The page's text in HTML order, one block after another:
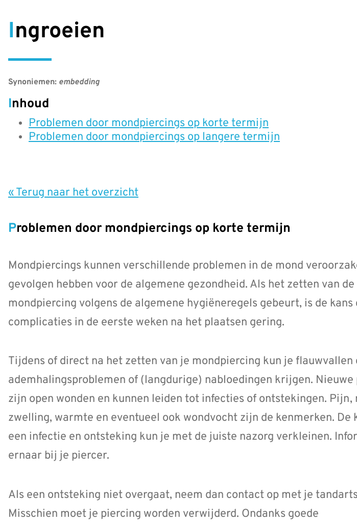
Ingroeien
Synoniemen: embedding
Inhoud
Problemen door mondpiercings op korte termijn
Problemen door mondpiercings op langere termijn
« Terug naar het overzicht
Problemen door mondpiercings op korte termijn
Mondpiercings kunnen verschillende problemen in de mond
gevolgen hebben voor de algemene gezondheid. Als het zetten van de
mondpiercing volgens de algemene hygiëneregels gebeurt, is de kans
complicaties in de eerste weken na het plaatsen gering.
Tijdens of direct na het zetten van je mondpiercing kun je flauwvallen
ademhalingsproblemen of (langdurige) nabloedingen krijgen. Nieuwe
zijn open wonden en kunnen leiden tot infecties of ontstekingen. Pijn,
zwelling, warmte en eventueel ook wondvocht zijn de kenmerken. De
een infectie en ontsteking kun je met de juiste nazorg verkleinen.
ernaar bij je piercer.
Als een ontsteking niet overgaat, neem dan contact op met je
Misschien moet je piercing worden verwijderd. Ondanks goede